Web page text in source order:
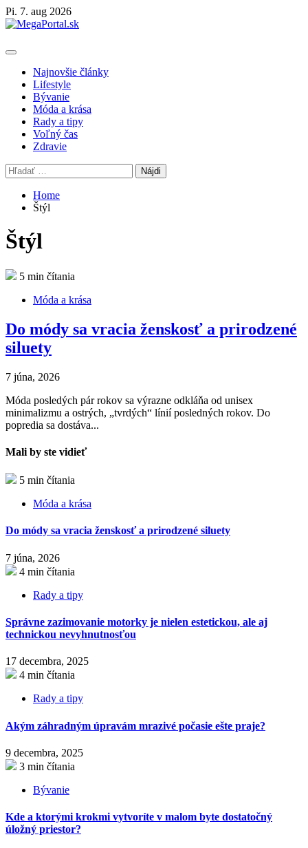
Skip
to
Pi. 7. aug 2026
Primary
Najnovšie články
Lifestyle
Bývanie
Móda a krása
Rady a tipy
Voľný čas
Zdravie
Hľadať:
Home
Štýl
Štýl
5 min čítania
Móda a krása
Do módy sa vracia ženskosť a prirodzené
siluety
7 júna, 2026
Móda posledých pár rokov sa výrazne odkláňa od unisex
minimalizmu a ostrých, „tvrdých“ línií posledných rokov. Do
popredia sa dostáva...
Mali by ste vidieť
5 min čítania
Móda a krása
Do módy sa vracia ženskosť a prirodzené siluety
7 júna, 2026
4 min čítania
Rady a tipy
Správne zazimovanie motorky je nielen estetickou, ale aj
technickou nevyhnutnosťou
17 decembra, 2025
4 min čítania
Rady a tipy
Akým záhradným úpravám mrazivé počasie ešte praje?
9 decembra, 2025
3 min čítania
Bývanie
Kde a ktorými krokmi vytvoríte v malom byte dostatočný
úložný priestor?